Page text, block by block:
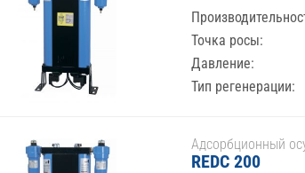
Точка росы:
Давление:
Тип регенерации:
Адсорбционный
REDC 200